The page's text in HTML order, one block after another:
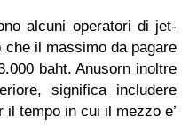
alcuni operatori di jet-
il massimo da pagare
baht. Anusorn inoltre
significa includere
il tempo in cui il mezzo e’